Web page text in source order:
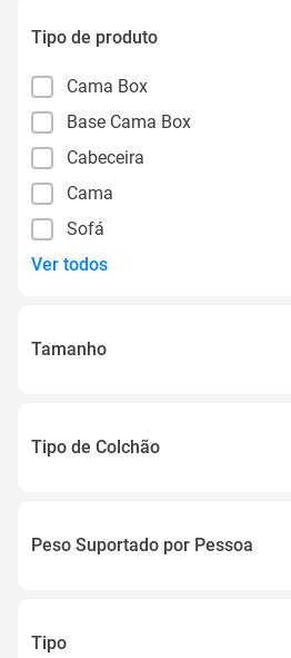
Tipo de produto
Cama Box
Base Cama Box
Cabeceira
Cama
Sofá
Ver todos
Tamanho
138x188
Tipo de Colchão
Peso Suportado por Pessoa
Tipo